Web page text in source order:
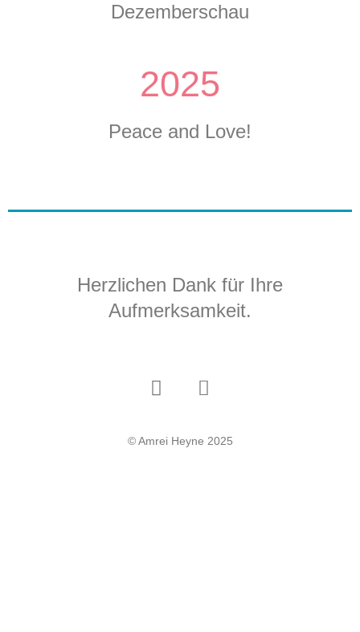
Dezemberschau
2025
Peace and Love!
Herzlichen Dank für Ihre
Aufmerksamkeit.
© Amrei Heyne 2025